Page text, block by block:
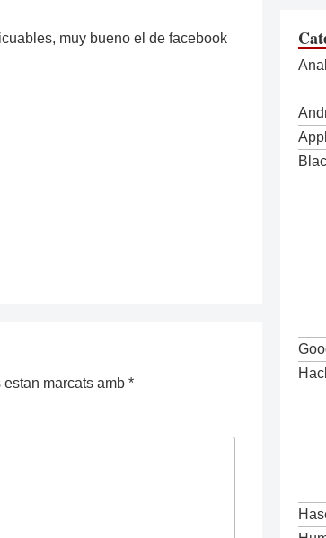
muy bueno el de facebook
marcats amb *